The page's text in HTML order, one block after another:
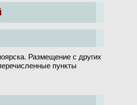
Размещение с других
пункты